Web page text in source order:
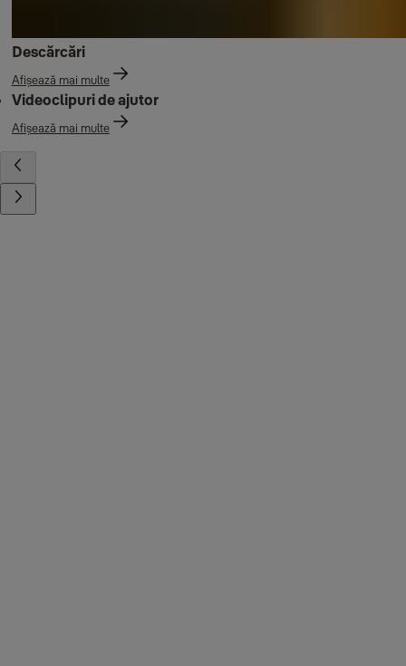
Descărcări
Afișează mai multe
Videoclipuri de ajutor
Afișează mai multe